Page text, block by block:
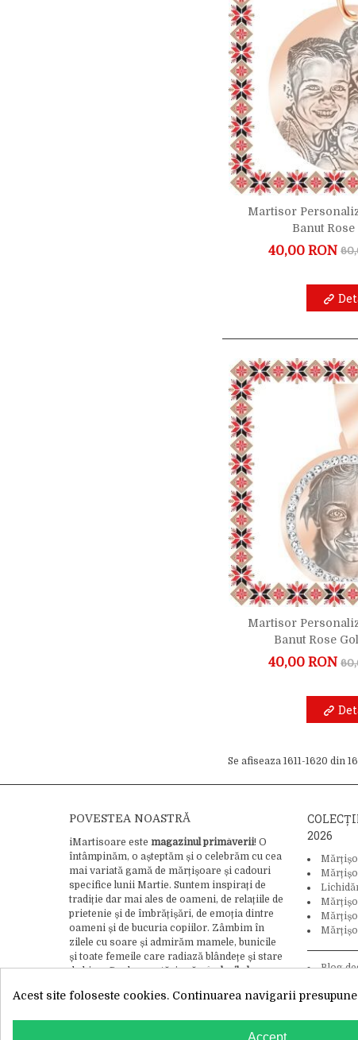
Martisor
Banut
40,00 RON
Martisor
Banut Rose
40,00 RON
Se afiseaza 1611-1620 din
POVESTEA NOASTRĂ
iMartisoare este magazinul primăverii! O
întâmpinăm, o așteptăm și o celebrăm cu cea
mai variată gamă de mărțișoare și cadouri
specifice lunii Martie. Suntem inspirați de
tradiție dar mai ales de oameni, de relațiile de
prietenie și de îmbrățișări, de emoția dintre
oameni și de bucuria copiilor. Zâmbim în
zilele cu soare și admirăm mamele, bunicile
și toate femeile care radiază blândețe și stare
de bine. Credem cu tărie căgândurile bune
și iubire ca ingredient final în crearea
2026
Blog
Acest site foloseste cookies. Continuarea navigarii
Accept